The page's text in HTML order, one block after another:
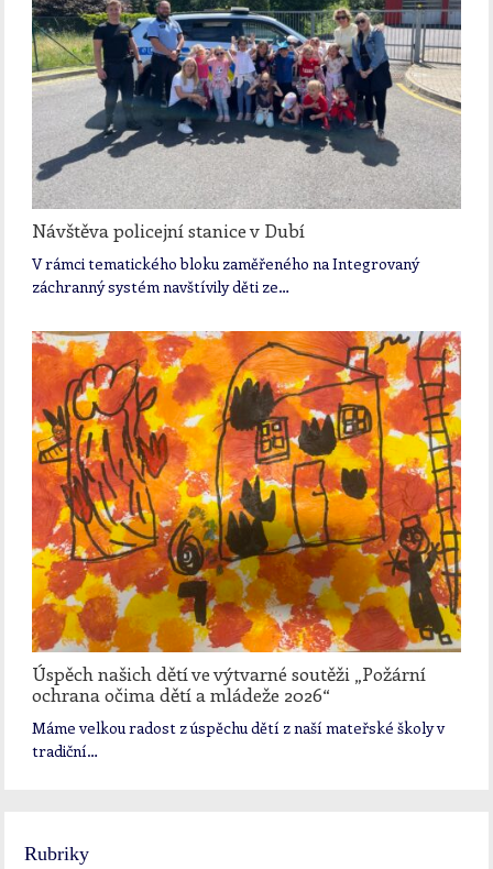
Návštěva policejní stanice v Dubí
V rámci tematického bloku zaměřeného na Integrovaný
záchranný systém navštívily děti ze…
Úspěch našich dětí ve výtvarné soutěži „Požární
ochrana očima dětí a mládeže 2026“
Máme velkou radost z úspěchu dětí z naší mateřské školy v
tradiční…
Rubriky